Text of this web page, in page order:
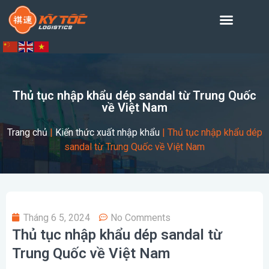
Thủ tục nhập khẩu dép sandal từ Trung Quốc
về Việt Nam
Trang chủ| Kiến thức xuất nhập khẩu| Thủ tục nhập khẩu dép
sandal từ Trung Quốc về Việt Nam
Tháng 6 5, 2024 No Comments
Thủ tục nhập khẩu dép sandal từ
Trung Quốc về Việt Nam